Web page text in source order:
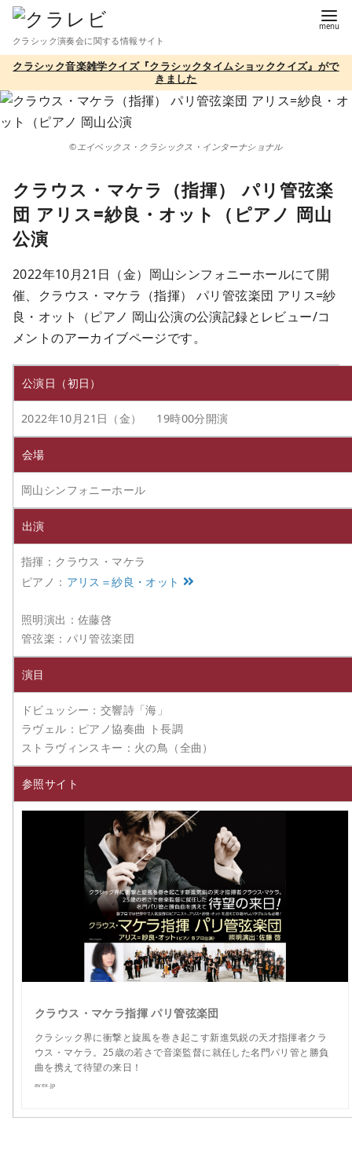
テ
ツ
クラシック演奏会に関する情報サイト
クラシック音楽雑学クイズ『クラシックタイムショッククイズ』がで
きました
©エイベックス・クラシックス・インターナショナル
クラウス・マケラ（指揮） パリ管弦楽
団 アリス=紗良・オット（ピアノ 岡山
公演
2022年10月21日（金）岡山シンフォニーホールにて開
催、クラウス・マケラ（指揮） パリ管弦楽団 アリス=紗
良・オット（ピアノ 岡山公演の公演記録とレビュー/コ
メントのアーカイブページです。
公演日（初日）
2022年10月21日（金） 19時00分開演
会場
岡山シンフォニーホール
出演
指揮：クラウス・マケラ
ピアノ： アリス＝紗良・オット
照明演出：佐藤啓
管弦楽：パリ管弦楽団
演目
ドビュッシー：交響詩「海」
ラヴェル：ピアノ協奏曲 ト長調
ストラヴィンスキー：火の鳥（全曲）
参照サイト
クラウス・マケラ指揮 パリ管弦楽団
クラシック界に衝撃と旋風を巻き起こす新進気鋭の天才指揮者クラ
ウス・マケラ。25歳の若さで音楽監督に就任した名門パリ管と勝負
曲を携えて待望の来日！
avex.jp